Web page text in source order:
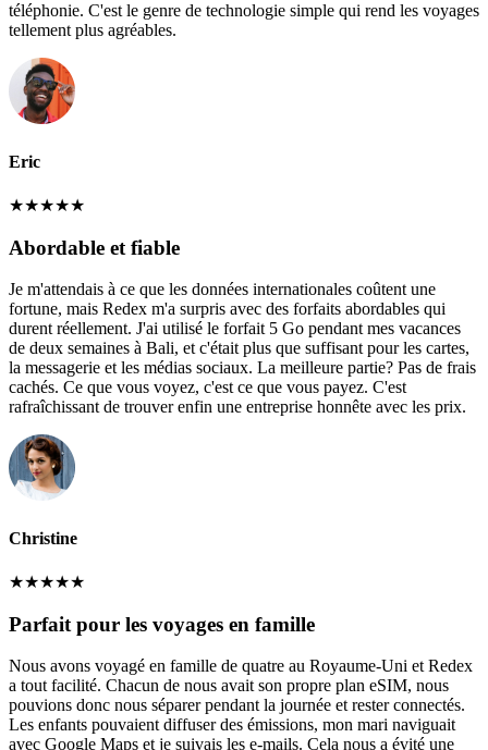
téléphonie. C'est le genre de technologie simple qui rend les voyages
tellement plus agréables.
Eric
★★★★★
Abordable et fiable
Je m'attendais à ce que les données internationales coûtent une
fortune, mais Redex m'a surpris avec des forfaits abordables qui
durent réellement. J'ai utilisé le forfait 5 Go pendant mes vacances
de deux semaines à Bali, et c'était plus que suffisant pour les cartes,
la messagerie et les médias sociaux. La meilleure partie? Pas de frais
cachés. Ce que vous voyez, c'est ce que vous payez. C'est
rafraîchissant de trouver enfin une entreprise honnête avec les prix.
Christine
★★★★★
Parfait pour les voyages en famille
Nous avons voyagé en famille de quatre au Royaume-Uni et Redex
a tout facilité. Chacun de nous avait son propre plan eSIM, nous
pouvions donc nous séparer pendant la journée et rester connectés.
Les enfants pouvaient diffuser des émissions, mon mari naviguait
avec Google Maps et je suivais les e-mails. Cela nous a évité une